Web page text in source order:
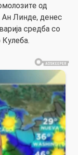
од
Линде, денес
средба со